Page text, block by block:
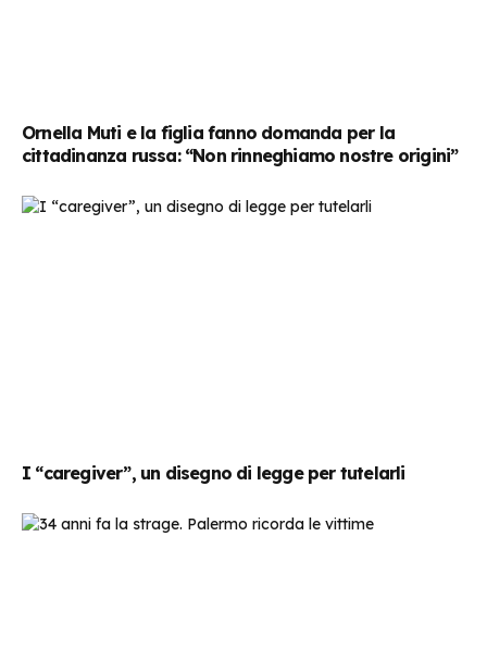
Ornella Muti e la figlia fanno domanda per la
cittadinanza russa: “Non rinneghiamo nostre origini”
I “caregiver”, un disegno di legge per tutelarli